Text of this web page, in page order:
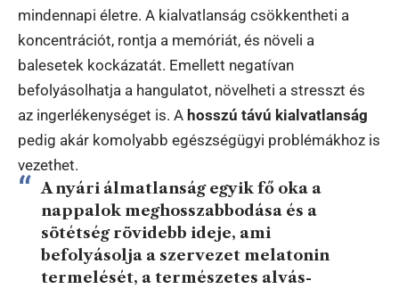
mindennapi életre. A kialvatlanság csökkentheti a
koncentrációt, rontja a memóriát, és növeli a
balesetek kockázatát. Emellett negatívan
befolyásolhatja a hangulatot, növelheti a stresszt és
az ingerlékenységet is. A hosszú távú kialvatlanság
pedig akár komolyabb egészségügyi problémákhoz is
vezethet.
A nyári álmatlanság egyik fő oka a
nappalok meghosszabbodása és a
sötétség rövidebb ideje, ami
befolyásolja a szervezet melatonin
termelését, a természetes alvás-